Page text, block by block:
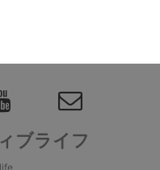
ブライフ